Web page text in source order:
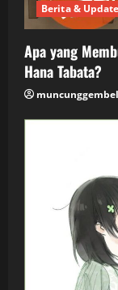
Berita & Update
Apa yang
Hana Tabata?
muncunggembel